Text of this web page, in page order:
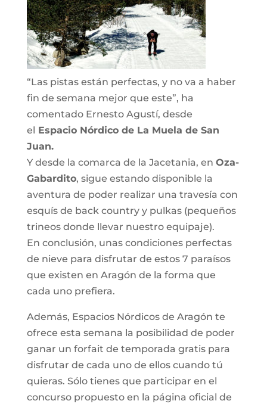
“Las pistas están perfectas, y no va a haber
fin de semana mejor que este”, ha
comentado Ernesto Agustí, desde
el Espacio Nórdico de La Muela de San
Juan.
Y desde la comarca de la Jacetania, en Oza-
Gabardito, sigue estando disponible la
aventura de poder realizar una travesía con
esquís de back country y pulkas (pequeños
trineos donde llevar nuestro equipaje).
En conclusión, unas condiciones perfectas
de nieve para disfrutar de estos 7 paraísos
que existen en Aragón de la forma que
cada uno prefiera.
Además, Espacios Nórdicos de Aragón te
ofrece esta semana la posibilidad de poder
ganar un forfait de temporada gratis para
disfrutar de cada uno de ellos cuando tú
quieras. Sólo tienes que participar en el
concurso propuesto en la página oficial de